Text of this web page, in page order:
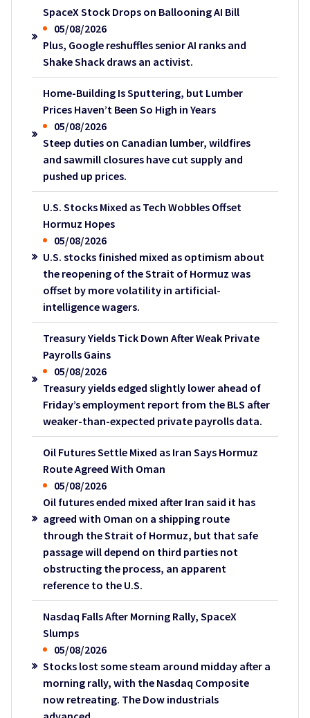
SpaceX Stock Drops on Ballooning AI Bill
05/08/2026
Plus, Google reshuffles senior AI ranks and
Shake Shack draws an activist.
Home-Building Is Sputtering, but Lumber
Prices Haven’t Been So High in Years
05/08/2026
Steep duties on Canadian lumber, wildfires
and sawmill closures have cut supply and
pushed up prices.
U.S. Stocks Mixed as Tech Wobbles Offset
Hormuz Hopes
05/08/2026
U.S. stocks finished mixed as optimism about
the reopening of the Strait of Hormuz was
offset by more volatility in artificial-
intelligence wagers.
Treasury Yields Tick Down After Weak Private
Payrolls Gains
05/08/2026
Treasury yields edged slightly lower ahead of
Friday’s employment report from the BLS after
weaker-than-expected private payrolls data.
Oil Futures Settle Mixed as Iran Says Hormuz
Route Agreed With Oman
05/08/2026
Oil futures ended mixed after Iran said it has
agreed with Oman on a shipping route
through the Strait of Hormuz, but that safe
passage will depend on third parties not
obstructing the process, an apparent
reference to the U.S.
Nasdaq Falls After Morning Rally, SpaceX
Slumps
05/08/2026
Stocks lost some steam around midday after a
morning rally, with the Nasdaq Composite
now retreating. The Dow industrials